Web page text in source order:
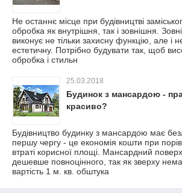
Не останнє місце при будівництві
обробка як внутрішня, так і зовнішня.
виконує не тільки захисну функцію, але і
естетичну. Потрібно будувати так, щоб
обробка і стильн
25.03.2018
Будинок з мансардою -
красиво?
Будівництво будинку з мансардою має
першу чергу - це економія кошти при
втраті корисної площі. Мансардний
дешевше повноцінного, так як зверху
вартість 1 м. кв. обштука